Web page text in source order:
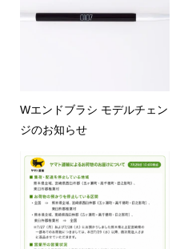
Wエンドブラシ モデルチェン
ジのお知らせ